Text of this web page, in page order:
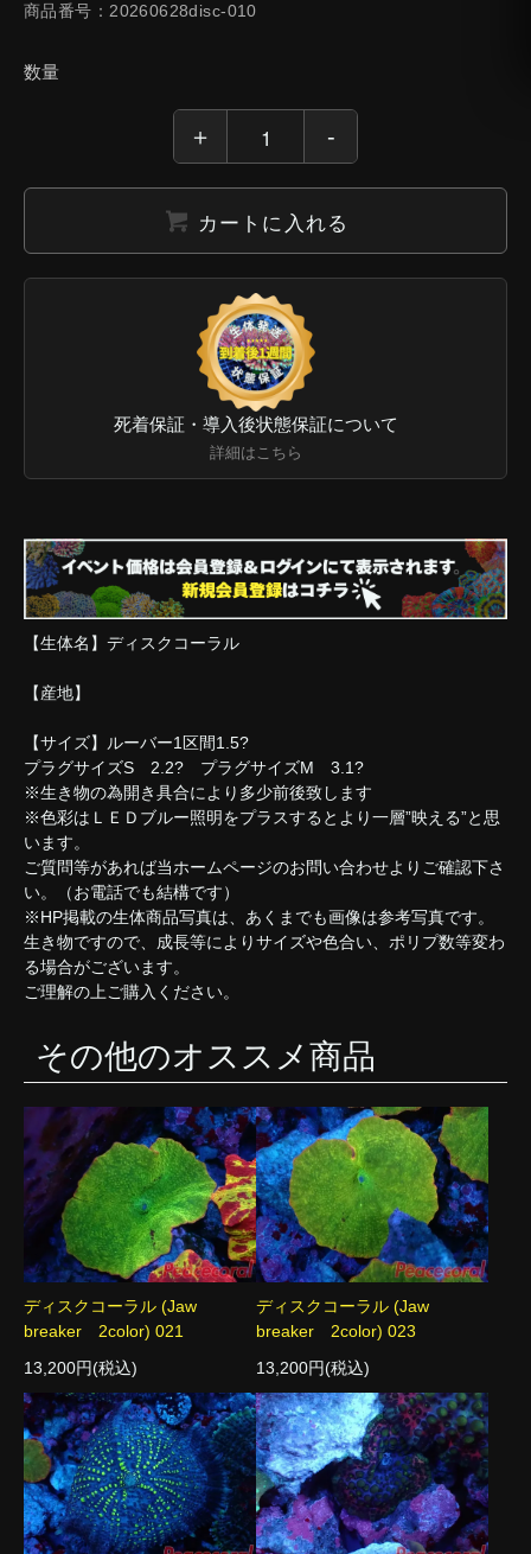
商品番号：20260628disc-010
数量
カートに入れる
死着保証・導入後状態保証について
詳細はこちら
【生体名】ディスクコーラル
【産地】
【サイズ】ルーバー1区間1.5?
プラグサイズS 2.2? プラグサイズM 3.1?
※生き物の為開き具合により多少前後致します
※色彩はＬＥＤブルー照明をプラスするとより一層”映える”と思
います。
ご質問等があれば当ホームページのお問い合わせよりご確認下さ
い。（お電話でも結構です）
※HP掲載の生体商品写真は、あくまでも画像は参考写真です。
生き物ですので、成長等によりサイズや色合い、ポリプ数等変わ
る場合がございます。
ご理解の上ご購入ください。
その他のオススメ商品
ディスクコーラル (Jaw
breaker 2color) 021
13,200円(税込)
ディスクコーラル (Jaw
breaker 2color) 023
13,200円(税込)